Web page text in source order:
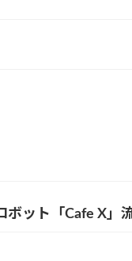
ボット「Cafe X」